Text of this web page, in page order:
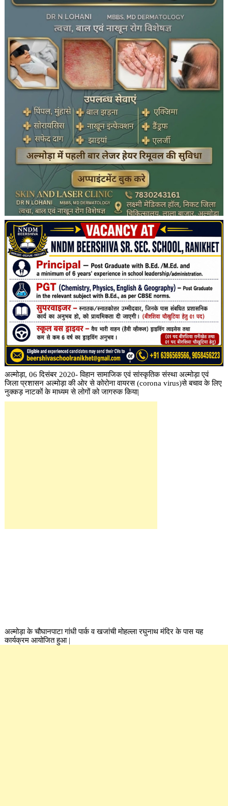
अल्मोड़ा, 06 दिसंबर 2020- विहान सामाजिक एवं सांस्कृतिक संस्था अल्मोड़ा एवं
जिला प्रशासन अल्मोड़ा की ओर से कोरोना वायरस (corona virus)से बचाव के लिए
नुक्कड़ नाटकों के माध्यम से लोगों को जागरुक किया|